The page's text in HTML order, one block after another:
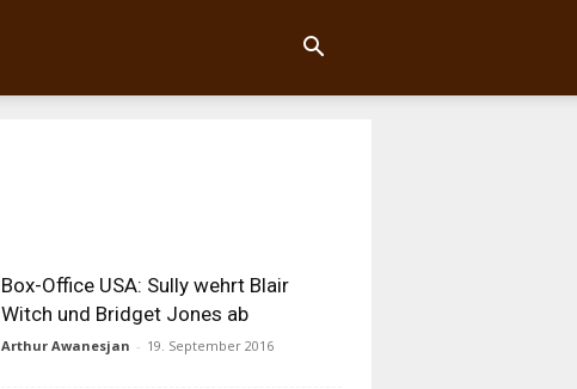
Box-Office USA: Sully wehrt Blair
Witch und Bridget Jones ab
Arthur Awanesjan - 19. September 2016